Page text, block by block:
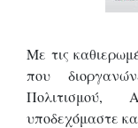
Με τις
που
Πολιτισμού,
υποδεχόμαστε